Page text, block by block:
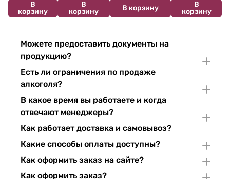
В
корзину
В
корзину
В корзину
В
корзину
Можете предоставить документы на
продукцию?
Есть ли ограничения по продаже
алкоголя?
В какое время вы работаете и когда
отвечают менеджеры?
Как работает доставка и самовывоз?
Какие способы оплаты доступны?
Как оформить заказ на сайте?
Как оформить заказ?